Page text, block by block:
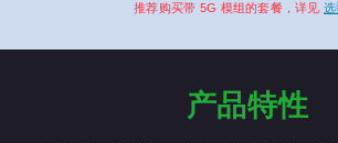
推荐购买带 5G 模组的套餐，详见选
产品特性